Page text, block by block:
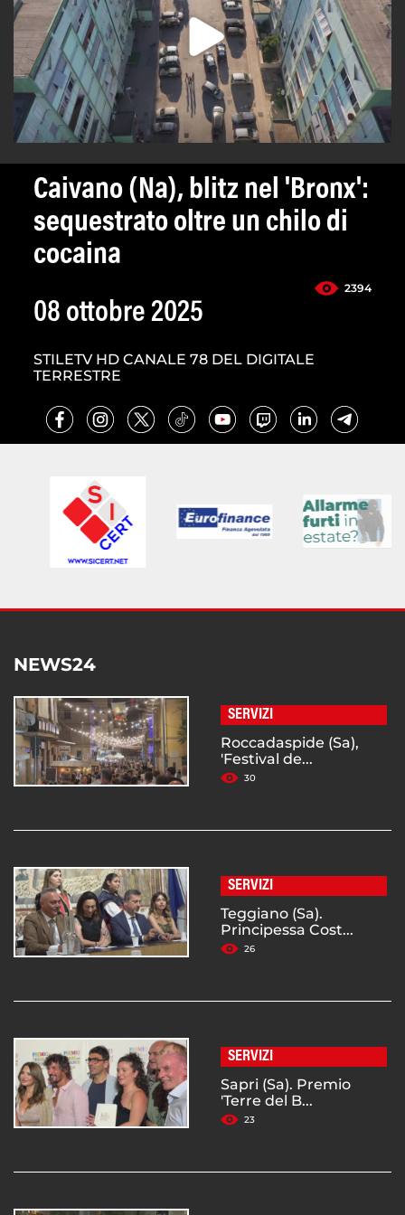
Caivano (Na), blitz nel 'Bronx':
sequestrato oltre un chilo di
cocaina
2394
08 ottobre 2025
STILETV HD CANALE 78 DEL DIGITALE
TERRESTRE
NEWS24
SERVIZI
Roccadaspide (Sa),
'Festival de...
30
SERVIZI
Teggiano (Sa).
Principessa Cost...
26
SERVIZI
Sapri (Sa). Premio
'Terre del B...
23